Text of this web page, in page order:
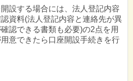
設する場合には、法人登記内容
資料(法人登記内容と連絡先が異
認できる書類も必要)の2点を用
意できたら口座開設手続きを行